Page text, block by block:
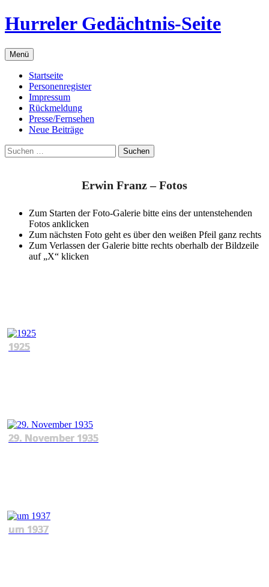
Zum
Inhalt
Hurreler Gedächtnis-Seite
Menü
Startseite
Personenregister
Impressum
Rückmeldung
Presse/Fernsehen
Neue Beiträge
Suchen
nach:
Erwin Franz – Fotos
Zum Starten der Foto-Galerie bitte eins der untenstehenden
Fotos anklicken
Zum nächsten Foto geht es über den weißen Pfeil ganz rechts
Zum Verlassen der Galerie bitte rechts oberhalb der Bildzeile
auf „X“ klicken
1925
29. November 1935
um 1937